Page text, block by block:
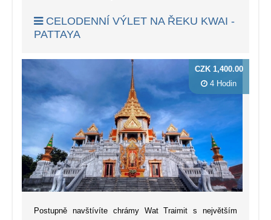
CELODENNÍ VÝLET NA ŘEKU KWAI -
PATTAYA
Postupně navštívíte chrámy Wat Traimit s největším
CZK 1,400.00
4 Hodin